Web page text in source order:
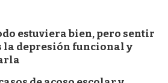
estuviera bien, pero sentir
la depresión funcional y